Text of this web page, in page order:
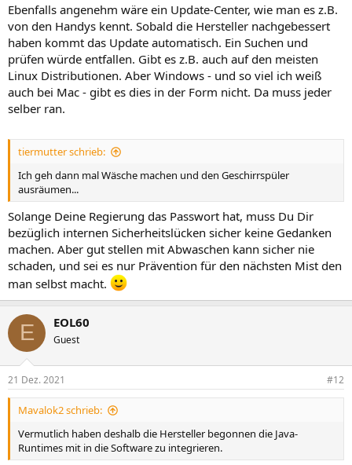
Ebenfalls angenehm wäre ein Update-Center, wie man es z.B.
von den Handys kennt. Sobald die Hersteller nachgebessert
haben kommt das Update automatisch. Ein Suchen und
prüfen würde entfallen. Gibt es z.B. auch auf den meisten
Linux Distributionen. Aber Windows - und so viel ich weiß
auch bei Mac - gibt es dies in der Form nicht. Da muss jeder
selber ran.
tiermutter schrieb:
Ich geh dann mal Wäsche machen und den Geschirrspüler
ausräumen...
Solange Deine Regierung das Passwort hat, muss Du Dir
bezüglich internen Sicherheitslücken sicher keine Gedanken
machen. Aber gut stellen mit Abwaschen kann sicher nie
schaden, und sei es nur Prävention für den nächsten Mist den
man selbst macht.
E EOL60
Guest
21 Dez. 2021 #12
Mavalok2 schrieb:
Vermutlich haben deshalb die Hersteller begonnen die Java-
Runtimes mit in die Software zu integrieren.